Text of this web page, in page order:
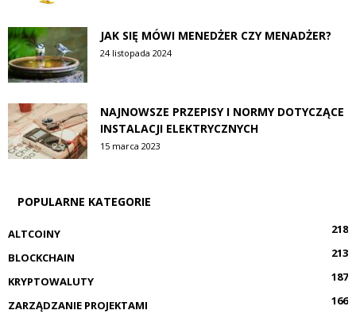
JAK SIĘ MÓWI MENEDŻER CZY MENADŻER?
24 listopada 2024
NAJNOWSZE PRZEPISY I NORMY DOTYCZĄCE
INSTALACJI ELEKTRYCZNYCH
15 marca 2023
POPULARNE KATEGORIE
ALTCOINY
218
BLOCKCHAIN
213
KRYPTOWALUTY
187
ZARZĄDZANIE PROJEKTAMI
166